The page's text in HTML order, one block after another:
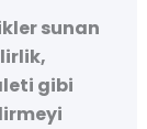
sunan
gibi